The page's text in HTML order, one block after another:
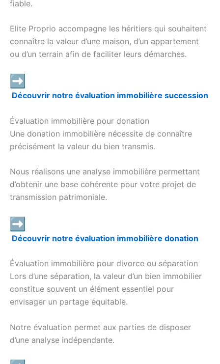
fiable.
Elite Proprio accompagne les héritiers qui souhaitent
connaître la valeur d’une maison, d’un appartement
ou d’un terrain afin de faciliter leurs démarches.
Découvrir notre évaluation immobilière succession
Évaluation immobilière pour donation
Une donation immobilière nécessite de connaître
précisément la valeur du bien transmis.
Nous réalisons une analyse immobilière permettant
d’obtenir une base cohérente pour votre projet de
transmission patrimoniale.
Découvrir notre évaluation immobilière donation
Évaluation immobilière pour divorce ou séparation
Lors d’une séparation, la valeur d’un bien immobilier
constitue souvent un élément essentiel pour
envisager un partage équitable.
Notre évaluation permet aux parties de disposer
d’une analyse indépendante.